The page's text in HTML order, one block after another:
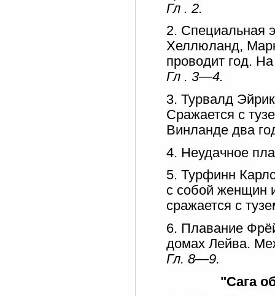
Гл . 2.
2. Специальная
Хеллюланд,
проводит год.
Гл . 3—4.
3. Турвалд
Сражается с
Винланде два
4. Неудачное
5. Турфинн
с собой женщин
сражается с
6. Плавание
домах Лейва.
Гл. 8—9.
"Сага